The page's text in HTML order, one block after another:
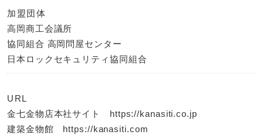
加盟団体
高岡商工会議所
協同組合 高岡問屋センター
日本ロックセキュリティ協同組合
URL
金七金物店本社サイト https://kanasiti.co.jp
建築金物館 https://kanasiti.com